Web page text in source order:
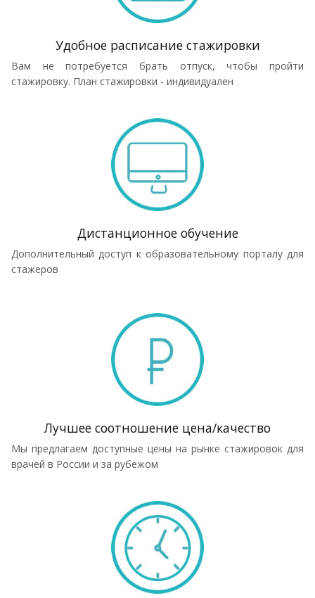
Удобное расписание стажировки
Вам не потребуется брать отпуск, чтобы пройти
стажировку. План стажировки - индивидуален
Дистанционное обучение
Дополнительный доступ к образовательному порталу для
стажеров
Лучшее соотношение цена/качество
Мы предлагаем доступные цены на рынке стажировок для
врачей в России и за рубежом